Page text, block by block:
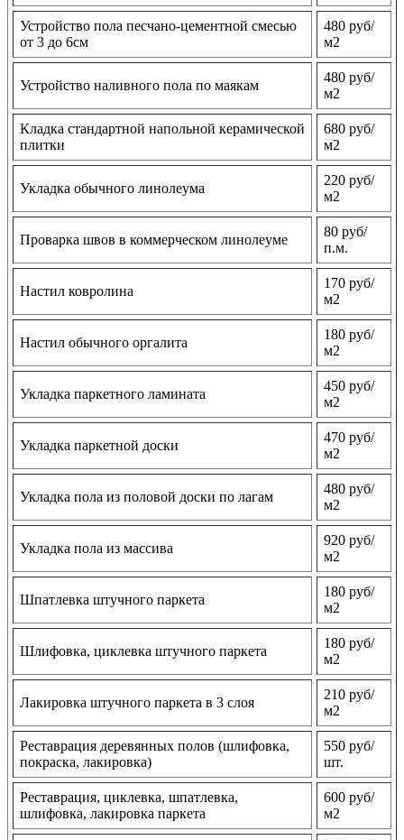
Устройство пола песчано-цементной смесью
от 3 до 6см
480 руб/
м2
Устройство наливного пола по маякам
480 руб/
м2
Кладка стандартной напольной керамической
плитки
680 руб/
м2
Укладка обычного линолеума
220 руб/
м2
Проварка швов в коммерческом линолеуме
80 руб/
п.м.
Настил ковролина
170 руб/
м2
Настил обычного оргалита
180 руб/
м2
Укладка паркетного ламината
450 руб/
м2
Укладка паркетной доски
470 руб/
м2
Укладка пола из половой доски по лагам
480 руб/
м2
Укладка пола из массива
920 руб/
м2
Шпатлевка штучного паркета
180 руб/
м2
Шлифовка, циклевка штучного паркета
180 руб/
м2
Лакировка штучного паркета в 3 слоя
210 руб/
м2
Реставрация деревянных полов (шлифовка,
покраска, лакировка)
550 руб/
шт.
Реставрация, циклевка, шпатлевка,
шлифовка, лакировка паркета
600 руб/
м2